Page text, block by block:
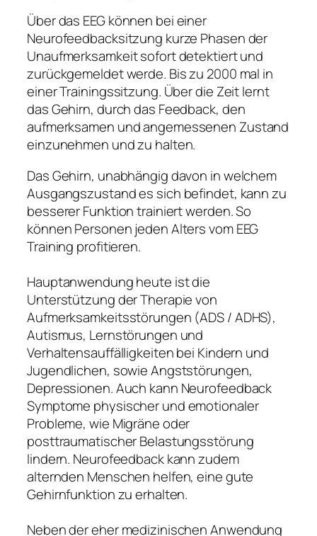
Über das EEG können bei einer
Neurofeedbacksitzung kurze Phasen der
Unaufmerksamkeit sofort detektiert und
zurückgemeldet werde. Bis zu 2000 mal in
einer Trainingssitzung. Über die Zeit lernt
das Gehirn, durch das Feedback, den
aufmerksamen und angemessenen Zustand
einzunehmen und zu halten.
Das Gehirn, unabhängig davon in welchem
Ausgangszustand es sich befindet, kann zu
besserer Funktion trainiert werden. So
können Personen jeden Alters vom EEG
Training profitieren.
Hauptanwendung heute ist die
Unterstützung der Therapie von
Aufmerksamkeitsstörungen (ADS / ADHS),
Autismus, Lernstörungen und
Verhaltensauffälligkeiten bei Kindern und
Jugendlichen, sowie Angststörungen,
Depressionen. Auch kann Neurofeedback
Symptome physischer und emotionaler
Probleme, wie Migräne oder
posttraumatischer Belastungsstörung
lindern. Neurofeedback kann zudem
alternden Menschen helfen, eine gute
Gehirnfunktion zu erhalten.
Neben der eher medizinischen Anwendung